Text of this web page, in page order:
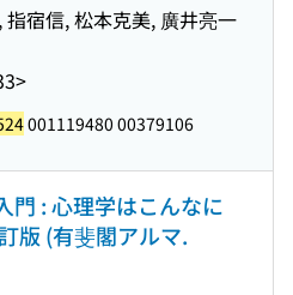
宿信, 松本克美, 廣井亮一
001119480 00379106
門 : 心理学はこんなに
版 (有斐閣アルマ.